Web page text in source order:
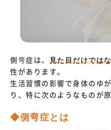
側弯症は、 見た目だけでは
性があります。
生活習慣の影響で身体のゆ
り、特に次のようなものが
◆側弯症とは